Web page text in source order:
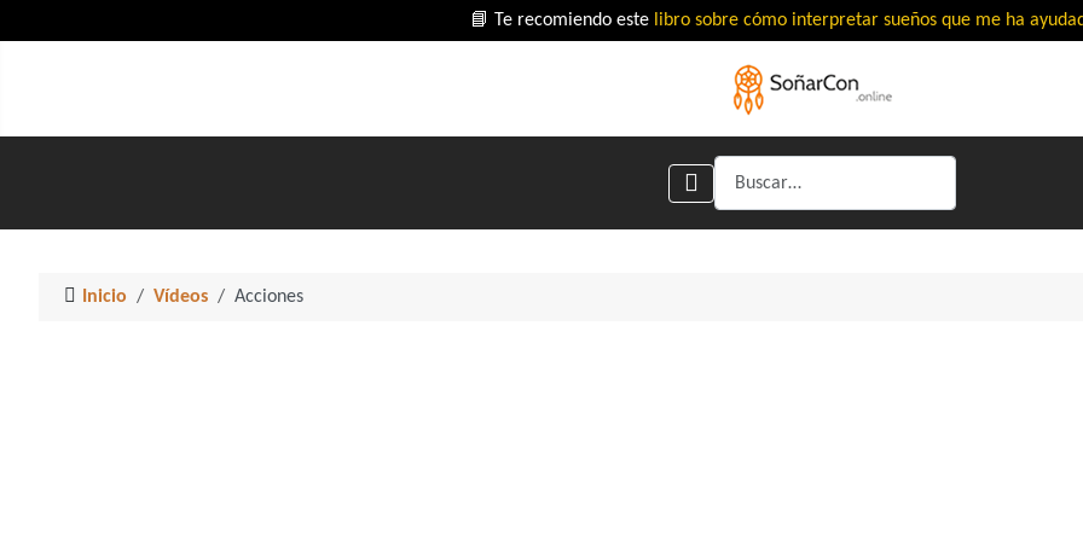
📘 Te recomiendo este libro sobre cómo interpretar sueños que me ha
Buscar
Inicio Vídeos Acciones